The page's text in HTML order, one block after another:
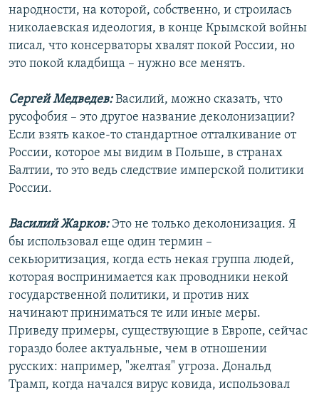
народности, на которой, собственно, и строилась
николаевская идеология, в конце Крымской войны
писал, что консерваторы хвалят покой России, но
это покой кладбища – нужно все менять.
Сергей Медведев:Василий, можно сказать, что
русофобия – это другое название деколонизации?
Если взять какое-то стандартное отталкивание от
России, которое мы видим в Польше, в странах
Балтии, то это ведь следствие имперской политики
России.
Василий Жарков: Это не только деколонизация. Я
бы использовал еще один термин –
секьюритизация, когда есть некая группа людей,
которая воспринимается как проводники некой
государственной политики, и против них
начинают приниматься те или иные меры.
Приведу примеры, существующие в Европе, сейчас
гораздо более актуальные, чем в отношении
русских: например, "желтая" угроза. Дональд
Трамп, когда начался вирус ковида, использовал